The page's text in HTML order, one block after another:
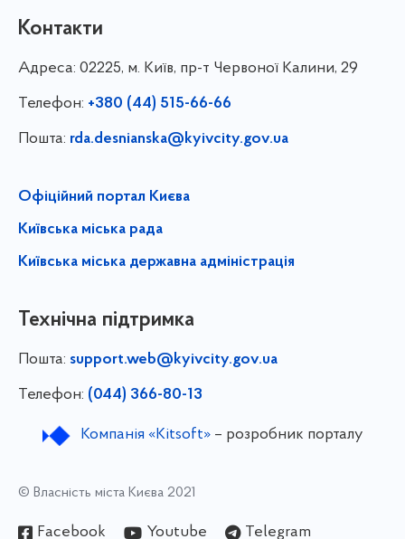
Контакти
Адреса: 02225, м. Київ, пр-т Червоної Калини, 29
Телефон: +380 (44) 515-66-66
Пошта: rda.desnianska@kyivcity.gov.ua
Офіційний портал Києва
Київська міська рада
Київська міська державна адміністрація
Технічна підтримка
Пошта: support.web@kyivcity.gov.ua
Телефон: (044) 366-80-13
Компанія «Kitsoft»– розробник порталу
© Власність міста Києва 2021
Facebook Youtube Telegram